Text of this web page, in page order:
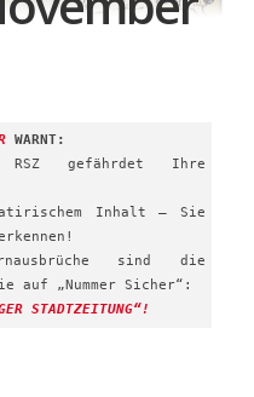
WARNT:
gefährdet Ihre
Inhalt – Sie
sind die
auf „Nummer Sicher“:
STADTZEITUNG“!